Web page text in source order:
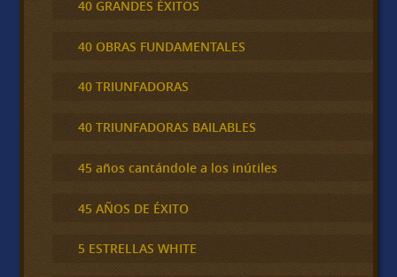
40 GRANDES ÉXITOS
40 OBRAS FUNDAMENTALES
40 TRIUNFADORAS
40 TRIUNFADORAS BAILABLES
45 años cantándole a los inútiles
45 AÑOS DE ÉXITO
5 ESTRELLAS WHITE